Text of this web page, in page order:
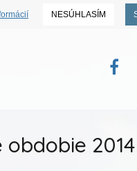
NESÚHLASÍM
2014